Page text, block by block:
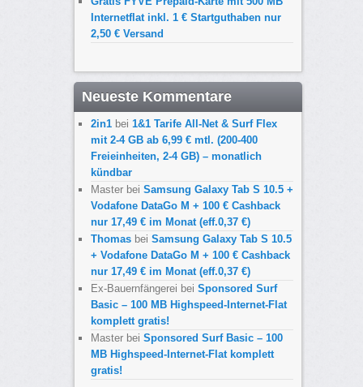
Internetflat inkl. 1 € Startguthaben nur
2,50 € Versand
Neueste Kommentare
2in1bei 1&1 Tarife All-Net & Surf Flex
mit 2-4 GB ab 6,99 € mtl. (200-400
Freieinheiten, 2-4 GB) – monatlich
kündbar
Masterbei Samsung Galaxy Tab S 10.5 +
Vodafone DataGo M + 100 € Cashback
nur 17,49 € im Monat (eff.0,37 €)
Thomasbei Samsung Galaxy Tab S 10.5
+ Vodafone DataGo M + 100 € Cashback
nur 17,49 € im Monat (eff.0,37 €)
Ex-Bauernfängerei bei Sponsored Surf
Basic – 100 MB Highspeed-Internet-Flat
komplett gratis!
Masterbei Sponsored Surf Basic – 100
MB Highspeed-Internet-Flat komplett
gratis!